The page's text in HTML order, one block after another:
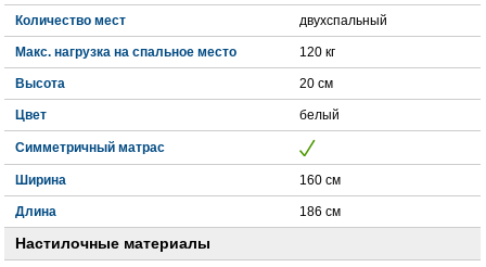
Количество мест двухспальный
Макс. нагрузка на спальное место 120 кг
Высота 20 см
Цвет белый
Симметричный матрас
Ширина 160 см
Длина 186 см
Настилочные материалы